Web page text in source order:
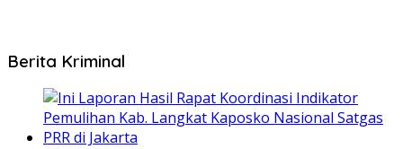
Berita Kriminal